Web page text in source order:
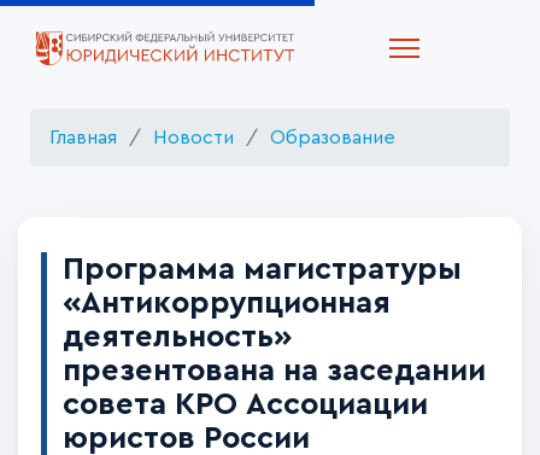
Главная Новости Образование
Программа магистратуры
«Антикоррупционная
деятельность»
презентована на заседании
совета КРО Ассоциации
юристов России